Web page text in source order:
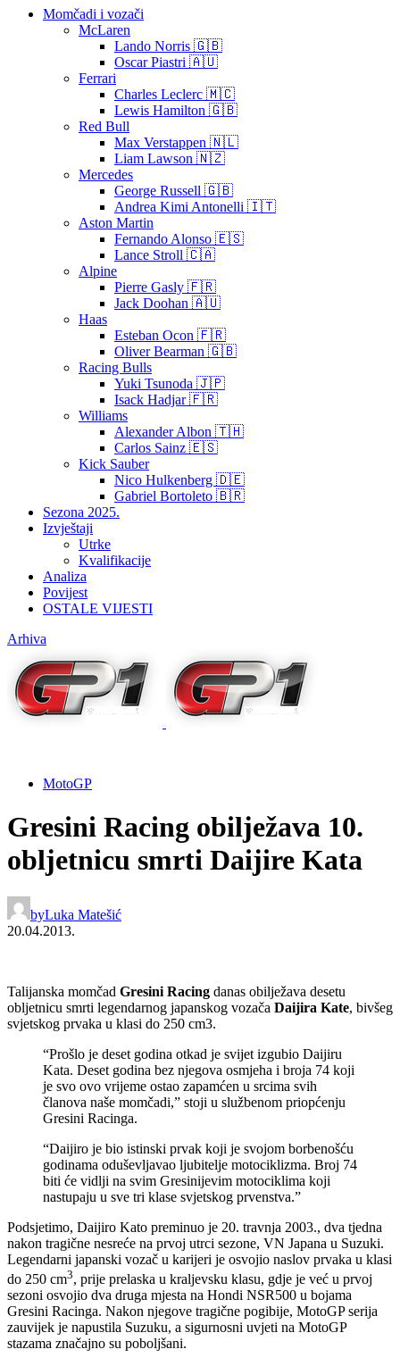
Momčadi i vozači
McLaren
Lando Norris 🇬🇧
Oscar Piastri 🇦🇺
Ferrari
Charles Leclerc 🇲🇨
Lewis Hamilton 🇬🇧
Red Bull
Max Verstappen 🇳🇱
Liam Lawson 🇳🇿
Mercedes
George Russell 🇬🇧
Andrea Kimi Antonelli 🇮🇹
Aston Martin
Fernando Alonso 🇪🇸
Lance Stroll 🇨🇦
Alpine
Pierre Gasly 🇫🇷
Jack Doohan 🇦🇺
Haas
Esteban Ocon 🇫🇷
Oliver Bearman 🇬🇧
Racing Bulls
Yuki Tsunoda 🇯🇵
Isack Hadjar 🇫🇷
Williams
Alexander Albon 🇹🇭
Carlos Sainz 🇪🇸
Kick Sauber
Nico Hulkenberg 🇩🇪
Gabriel Bortoleto 🇧🇷
Sezona 2025.
Izvještaji
Utrke
Kvalifikacije
Analiza
Povijest
OSTALE VIJESTI
Arhiva
MotoGP
Gresini Racing obilježava 10.
obljetnicu smrti Daijire Kata
byLuka Matešić
20.04.2013.
Talijanska momčad Gresini Racing danas obilježava desetu
obljetnicu smrti legendarnog japanskog vozača Daijira Kate, bivšeg
svjetskog prvaka u klasi do 250 cm3.
“Prošlo je deset godina otkad je svijet izgubio Daijiru
Kata. Deset godina bez njegova osmjeha i broja 74 koji
je svo ovo vrijeme ostao zapamćen u srcima svih
članova naše momčadi,” stoji u službenom priopćenju
Gresini Racinga.
“Daijiro je bio istinski prvak koji je svojom borbenošću
godinama oduševljavao ljubitelje motociklizma. Broj 74
biti će vidlji na svim Gresinijevim motociklima koji
nastupaju u sve tri klase svjetskog prvenstva.”
Podsjetimo, Daijiro Kato preminuo je 20. travnja 2003., dva tjedna
nakon tragične nesreće na prvoj utrci sezone, VN Japana u Suzuki.
Legendarni japanski vozač u karijeri je osvojio naslov prvaka u klasi
do 250 cm3, prije prelaska u kraljevsku klasu, gdje je već u prvoj
sezoni osvojio dva druga mjesta na Hondi NSR500 u bojama
Gresini Racinga. Nakon njegove tragične pogibije, MotoGP serija
zauvijek je napustila Suzuku, a sigurnosni uvjeti na MotoGP
stazama značajno su poboljšani.